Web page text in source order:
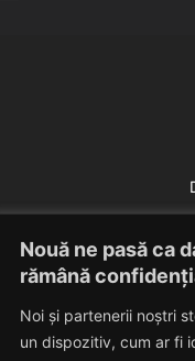
Nouă ne pasă ca
rămână
Noi și partenerii noștri
un dispozitiv, cum ar fi
Eduard